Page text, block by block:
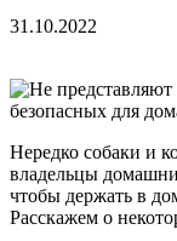
31.10.2022
Нередко собаки и
владельцы
чтобы держать в
Расскажем о